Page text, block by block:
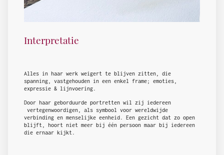
Interpretatie
Alles in haar werk weigert te blijven zitten, die
spanning, vastgehouden in een enkel frame; emoties,
expressie & lijnvoering.
Door haar geborduurde portretten wil zij iedereen
vertegenwoordigen, als symbool voor wereldwijde
verbinding en menselijke eenheid. Een gezicht dat zo open
blijft, hoort niet meer bij één persoon maar bij iedereen
die ernaar kijkt.